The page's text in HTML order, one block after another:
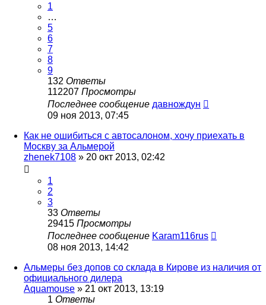
1
…
5
6
7
8
9
132 Ответы
112207 Просмотры
Последнее сообщение давнождун
09 ноя 2013, 07:45
Как не ошибиться с автосалоном, хочу приехать в
Москву за Альмерой
zhenek7108 » 20 окт 2013, 02:42
1
2
3
33 Ответы
29415 Просмотры
Последнее сообщение Karam116rus
08 ноя 2013, 14:42
Альмеры без допов со склада в Кирове из наличия от
официального дилера
Aquamouse » 21 окт 2013, 13:19
1 Ответы